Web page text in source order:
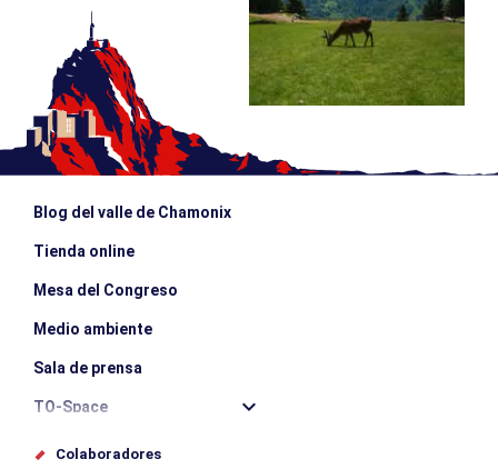
Blog del valle de Chamonix
Tienda online
Mesa del Congreso
Medio ambiente
Sala de prensa
TO-Space
Offices de tourisme
Colaboradores